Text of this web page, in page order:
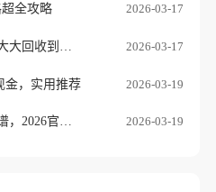
全攻略 2026-03-17
2026-03-17
金，实用推荐 2026-03-19
京大大回收购物卡为什么靠谱，2026官方说明 2026-03-19